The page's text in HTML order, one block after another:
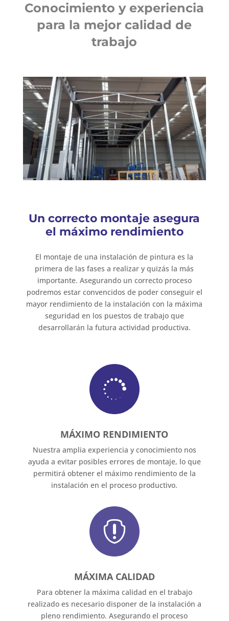
Conocimiento y experiencia
para la mejor calidad de
trabajo
Un correcto montaje asegura
el máximo rendimiento
El montaje de una instalación de pintura es la
primera de las fases a realizar y quizás la más
importante. Asegurando un correcto proceso
podremos estar convencidos de poder conseguir el
mayor rendimiento de la instalación con la máxima
seguridad en los puestos de trabajo que
desarrollarán la futura actividad productiva.

MÁXIMO RENDIMIENTO
Nuestra amplia experiencia y conocimiento nos
ayuda a evitar posibles errores de montaje, lo que
permitirá obtener el máximo rendimiento de la
instalación en el proceso productivo.

MÁXIMA CALIDAD
Para obtener la máxima calidad en el trabajo
realizado es necesario disponer de la instalación a
pleno rendimiento. Asegurando el proceso